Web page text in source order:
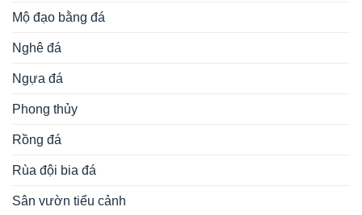
Mộ đạo bằng đá
Nghê đá
Ngựa đá
Phong thủy
Rồng đá
Rùa đội bia đá
Sân vườn tiểu cảnh